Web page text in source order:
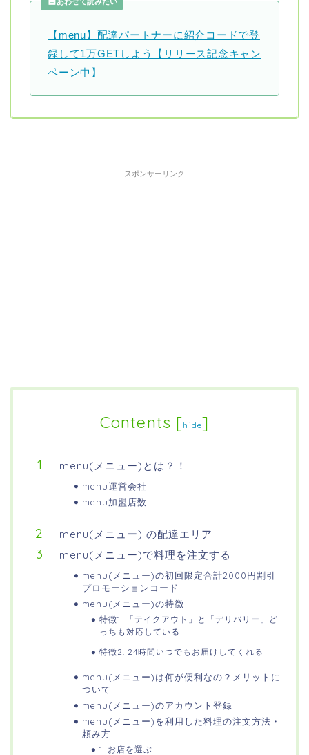
【menu】配達パートナーに紹介コードで登
録して1万GETしよう【リリース記念キャン
ペーン中】
スポンサーリンク
Contents [hide]
menu(メニュー)とは？！
menu運営会社
menu加盟店数
menu(メニュー) の配達エリア
menu(メニュー)で料理を注文する
menu(メニュー)の初回限定合計2000円割引
プロモーションコード
menu(メニュー)の特徴
特徴1. 「テイクアウト」と「デリバリー」ど
っちも対応している
特徴2. 24時間いつでもお届けしてくれる
menu(メニュー)は何が便利なの？メリットに
ついて
menu(メニュー)のアカウント登録
menu(メニュー)を利用した料理の注文方法・
頼み方
1. お店を選ぶ